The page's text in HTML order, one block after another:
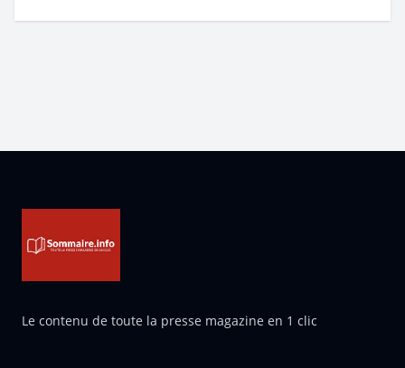
Le contenu de toute la presse magazine en 1 clic